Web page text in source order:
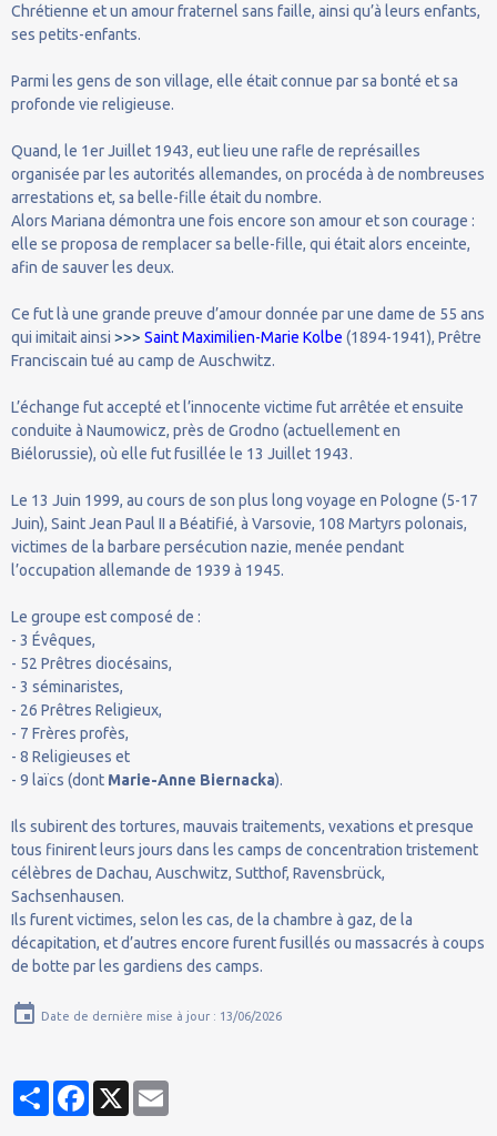
Chrétienne et un amour fraternel sans faille, ainsi qu’à leurs enfants,
ses petits-enfants.
Parmi les gens de son village, elle était connue par sa bonté et sa
profonde vie religieuse.
Quand, le 1er Juillet 1943, eut lieu une rafle de représailles
organisée par les autorités allemandes, on procéda à de nombreuses
arrestations et, sa belle-fille était du nombre.
Alors Mariana démontra une fois encore son amour et son courage :
elle se proposa de remplacer sa belle-fille, qui était alors enceinte,
afin de sauver les deux.
Ce fut là une grande preuve d’amour donnée par une dame de 55 ans
qui imitait ainsi >>> Saint Maximilien-Marie Kolbe (1894-1941), Prêtre
Franciscain tué au camp de Auschwitz.
L’échange fut accepté et l’innocente victime fut arrêtée et ensuite
conduite à Naumowicz, près de Grodno (actuellement en
Biélorussie), où elle fut fusillée le 13 Juillet 1943.
Le 13 Juin 1999, au cours de son plus long voyage en Pologne (5-17
Juin), Saint Jean Paul II a Béatifié, à Varsovie, 108 Martyrs polonais,
victimes de la barbare persécution nazie, menée pendant
l’occupation allemande de 1939 à 1945.
Le groupe est composé de :
- 3 Évêques,
- 52 Prêtres diocésains,
- 3 séminaristes,
- 26 Prêtres Religieux,
- 7 Frères profès,
- 8 Religieuses et
- 9 laïcs (dont Marie-Anne Biernacka).
Ils subirent des tortures, mauvais traitements, vexations et presque
tous finirent leurs jours dans les camps de concentration tristement
célèbres de Dachau, Auschwitz, Sutthof, Ravensbrück,
Sachsenhausen.
Ils furent victimes, selon les cas, de la chambre à gaz, de la
décapitation, et d’autres encore furent fusillés ou massacrés à coups
de botte par les gardiens des camps.
Date de dernière mise à jour : 13/06/2026
PartagerFacebook
X